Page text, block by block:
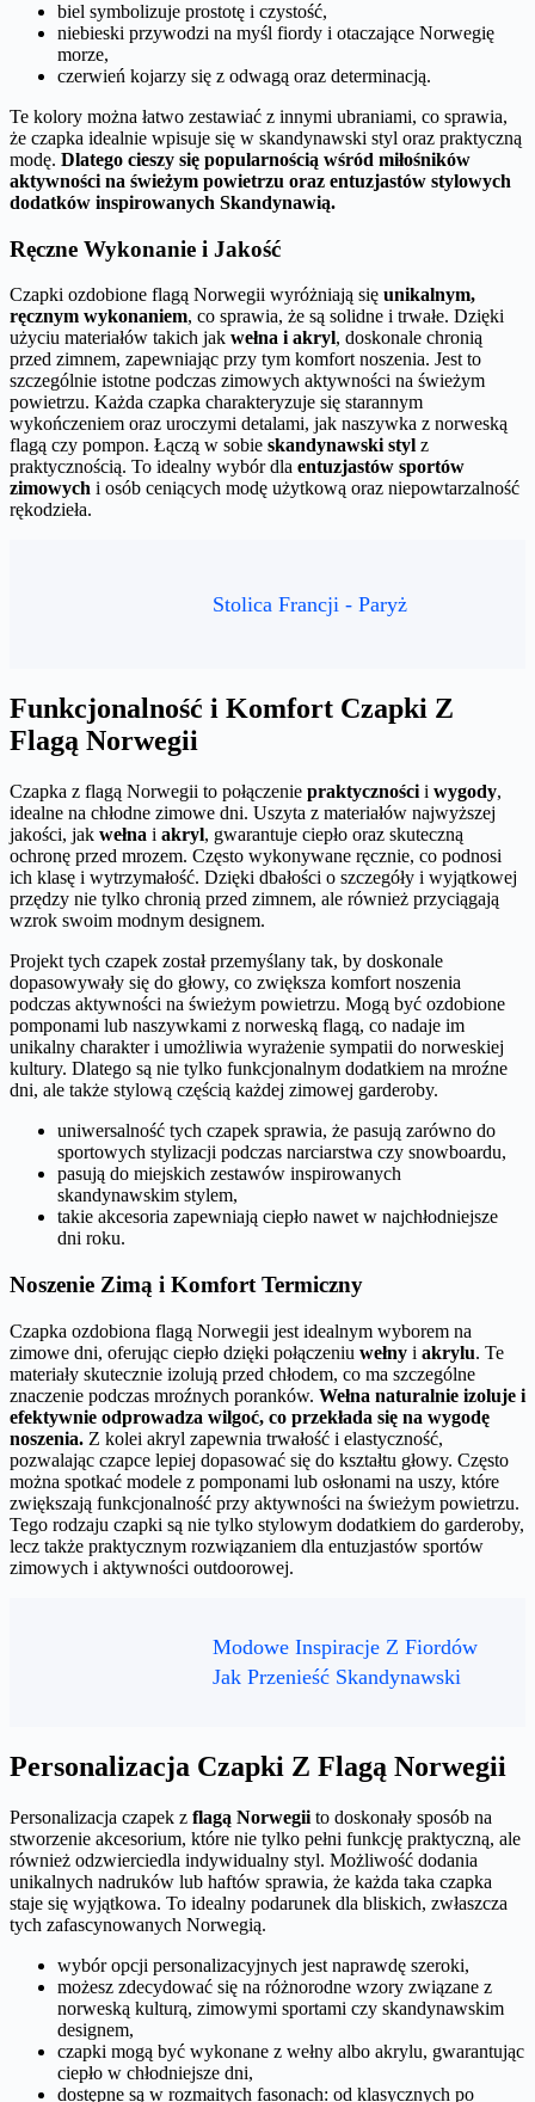
biel symbolizuje prostotę i czystość,
niebieski przywodzi na myśl fiordy i otaczające Norwegię
morze,
czerwień kojarzy się z odwagą oraz determinacją.
Te kolory można łatwo zestawiać z innymi ubraniami, co sprawia,
że czapka idealnie wpisuje się w skandynawski styl oraz praktyczną
modę. Dlatego cieszy się popularnością wśród miłośników
aktywności na świeżym powietrzu oraz entuzjastów stylowych
dodatków inspirowanych Skandynawią.
Ręczne Wykonanie i Jakość
Czapki ozdobione flagą Norwegii wyróżniają się unikalnym,
ręcznym wykonaniem, co sprawia, że są solidne i trwałe. Dzięki
użyciu materiałów takich jak wełna i akryl, doskonale chronią
przed zimnem, zapewniając przy tym komfort noszenia. Jest to
szczególnie istotne podczas zimowych aktywności na świeżym
powietrzu. Każda czapka charakteryzuje się starannym
wykończeniem oraz uroczymi detalami, jak naszywka z norweską
flagą czy pompon. Łączą w sobie skandynawski styl z
praktycznością. To idealny wybór dla entuzjastów sportów
zimowych i osób ceniących modę użytkową oraz niepowtarzalność
rękodzieła.
Stolica Francji - Paryż
Funkcjonalność i Komfort Czapki Z
Flagą Norwegii
Czapka z flagą Norwegii to połączenie praktyczności i wygody,
idealne na chłodne zimowe dni. Uszyta z materiałów najwyższej
jakości, jak wełna i akryl, gwarantuje ciepło oraz skuteczną
ochronę przed mrozem. Często wykonywane ręcznie, co podnosi
ich klasę i wytrzymałość. Dzięki dbałości o szczegóły i wyjątkowej
przędzy nie tylko chronią przed zimnem, ale również przyciągają
wzrok swoim modnym designem.
Projekt tych czapek został przemyślany tak, by doskonale
dopasowywały się do głowy, co zwiększa komfort noszenia
podczas aktywności na świeżym powietrzu. Mogą być ozdobione
pomponami lub naszywkami z norweską flagą, co nadaje im
unikalny charakter i umożliwia wyrażenie sympatii do norweskiej
kultury. Dlatego są nie tylko funkcjonalnym dodatkiem na mroźne
dni, ale także stylową częścią każdej zimowej garderoby.
uniwersalność tych czapek sprawia, że pasują zarówno do
sportowych stylizacji podczas narciarstwa czy snowboardu,
pasują do miejskich zestawów inspirowanych
skandynawskim stylem,
takie akcesoria zapewniają ciepło nawet w najchłodniejsze
dni roku.
Noszenie Zimą i Komfort Termiczny
Czapka ozdobiona flagą Norwegii jest idealnym wyborem na
zimowe dni, oferując ciepło dzięki połączeniu wełny i akrylu. Te
materiały skutecznie izolują przed chłodem, co ma szczególne
znaczenie podczas mroźnych poranków. Wełna naturalnie izoluje i
efektywnie odprowadza wilgoć, co przekłada się na wygodę
noszenia. Z kolei akryl zapewnia trwałość i elastyczność,
pozwalając czapce lepiej dopasować się do kształtu głowy. Często
można spotkać modele z pomponami lub osłonami na uszy, które
zwiększają funkcjonalność przy aktywności na świeżym powietrzu.
Tego rodzaju czapki są nie tylko stylowym dodatkiem do garderoby,
lecz także praktycznym rozwiązaniem dla entuzjastów sportów
zimowych i aktywności outdoorowej.
Modowe Inspiracje Z Fiordów
Jak Przenieść Skandynawski
Personalizacja Czapki Z Flagą Norwegii
Personalizacja czapek z flagą Norwegii to doskonały sposób na
stworzenie akcesorium, które nie tylko pełni funkcję praktyczną, ale
również odzwierciedla indywidualny styl. Możliwość dodania
unikalnych nadruków lub haftów sprawia, że każda taka czapka
staje się wyjątkowa. To idealny podarunek dla bliskich, zwłaszcza
tych zafascynowanych Norwegią.
wybór opcji personalizacyjnych jest naprawdę szeroki,
możesz zdecydować się na różnorodne wzory związane z
norweską kulturą, zimowymi sportami czy skandynawskim
designem,
czapki mogą być wykonane z wełny albo akrylu, gwarantując
ciepło w chłodniejsze dni,
dostępne są w rozmaitych fasonach: od klasycznych po